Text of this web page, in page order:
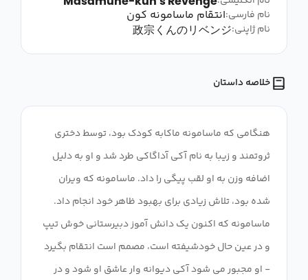
نام فارسی:انتقام ماسامونه کون
نام ژاپنی:政宗くんのリベンジ
خلاصه داستان
هنگامی که ماسامونه ماکابه کودک بود، توسط دختری
ثروتمند و زیبا به نام آکی آداگاکی طرد شد و او به دلیل
اضافه وزن به او لقب پیگی را داد. ماسامونه که ویران
شده بود، تلاش زیادی برای بهبود ظاهر خود انجام داد.
ماسامونه که اکنون یک دانش آموز دبیرستانی خوش تیپ
و در عین حال خودشیفته است، مصمم است انتقام بگیرد
- او مجبور می شود آکی دیوانه وار عاشق او شود و در